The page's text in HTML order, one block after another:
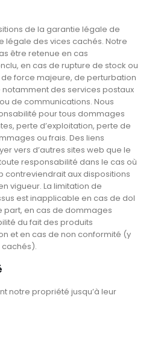
de la garantie légale de
légale des vices cachés. Notre
être retenue en cas
en cas de rupture de stock ou
de force majeure, de perturbation
des services postaux
de communications. Nous
pour tous dommages
perte d’exploitation, perte de
ou frais. Des liens
vers d’autres sites web que le
responsabilité dans le cas où
contreviendrait aux dispositions
vigueur. La limitation de
est inapplicable en cas de dol
part, en cas de dommages
du fait des produits
et en cas de non conformité (y
notre propriété jusqu’à leur